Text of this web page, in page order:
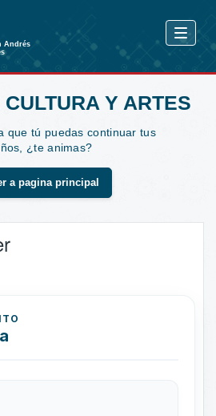
Y ARTES
que tú puedas continuar tus
¿te animas?
a pagina principal